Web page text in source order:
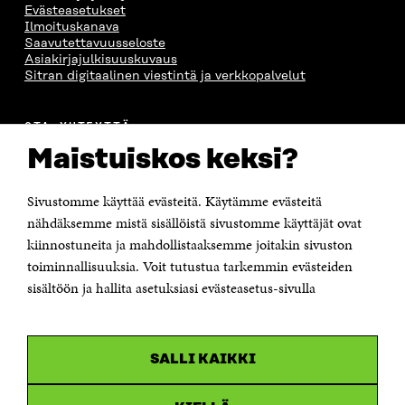
Maistuiskos keksi?
Sivustomme käyttää evästeitä. Käytämme evästeitä
nähdäksemme mistä sisällöistä sivustomme käyttäjät ovat
kiinnostuneita ja mahdollistaaksemme joitakin sivuston
toiminnallisuuksia. Voit tutustua tarkemmin evästeiden
sisältöön ja hallita asetuksiasi evästeasetus-sivulla
SALLI KAIKKI
Evästeasetukset
Ilmoituskanava
Saavutettavuusseloste
Asiakirjajulkisuuskuvaus
Sitran digitaalinen viestintä ja verkkopalvelut
OTA YHTEYTTÄ
Itämerenkatu 11-13, PL 160,
00181 Helsinki
Puhelin +358 294 618 991
Sähköpostiosoite
Saapumisohjeet
Y-tunnus 0202132-3
uudessa